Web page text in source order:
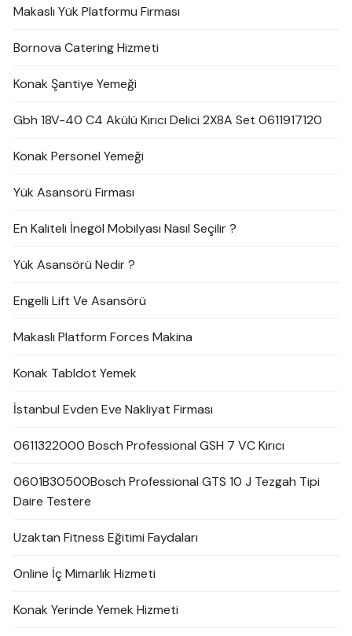
Makaslı Yük Platformu Firması
Bornova Catering Hizmeti
Konak Şantiye Yemeği
Gbh 18V-40 C4 Akülü Kırıcı Delici 2X8A Set 0611917120
Konak Personel Yemeği
Yük Asansörü Firması
En Kaliteli İnegöl Mobilyası Nasıl Seçilir ?
Yük Asansörü Nedir ?
Engelli Lift Ve Asansörü
Makaslı Platform Forces Makina
Konak Tabldot Yemek
İstanbul Evden Eve Nakliyat Firması
0611322000 Bosch Professional GSH 7 VC Kırıcı
0601B30500Bosch Professional GTS 10 J Tezgah Tipi
Daire Testere
Uzaktan Fitness Eğitimi Faydaları
Online İç Mimarlık Hizmeti
Konak Yerinde Yemek Hizmeti